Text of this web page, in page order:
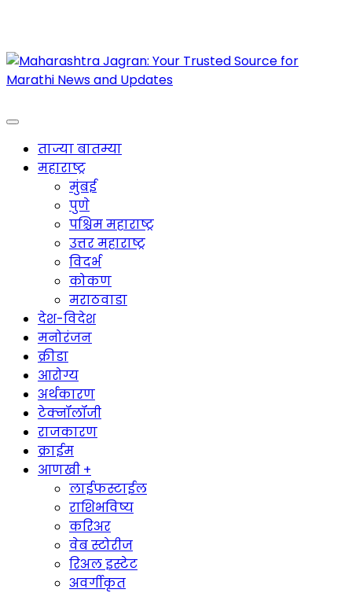
Maharashtra Jagran : Your Trusted Companion
ताज्या बातम्या
महाराष्ट्र
मुंबई
पुणे
पश्चिम महाराष्ट्र
उत्तर महाराष्ट्र
विदर्भ
कोकण
मराठवाडा
देश-विदेश
मनोरंजन
क्रीडा
आरोग्य
अर्थकारण
टेक्नॉलॉजी
राजकारण
क्राईम
आणखी +
लाईफस्टाईल
राशिभविष्य
करिअर
वेब स्टोरीज
रिअल इस्टेट
अवर्गीकृत